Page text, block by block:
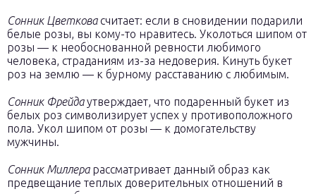
Сонник Цветковасчитает: если в сновидении подарили
белые розы, вы кому-то нравитесь. Уколоться шипом от
розы — к необоснованной ревности любимого
человека, страданиям из-за недоверия. Кинуть букет
роз на землю — к бурному расставанию с любимым.
Сонник Фрейдаутверждает, что подаренный букет из
белых роз символизирует успех у противоположного
пола. Укол шипом от розы — к домогательству
мужчины.
Сонник Миллерарассматривает данный образ как
предвещание теплых доверительных отношений в